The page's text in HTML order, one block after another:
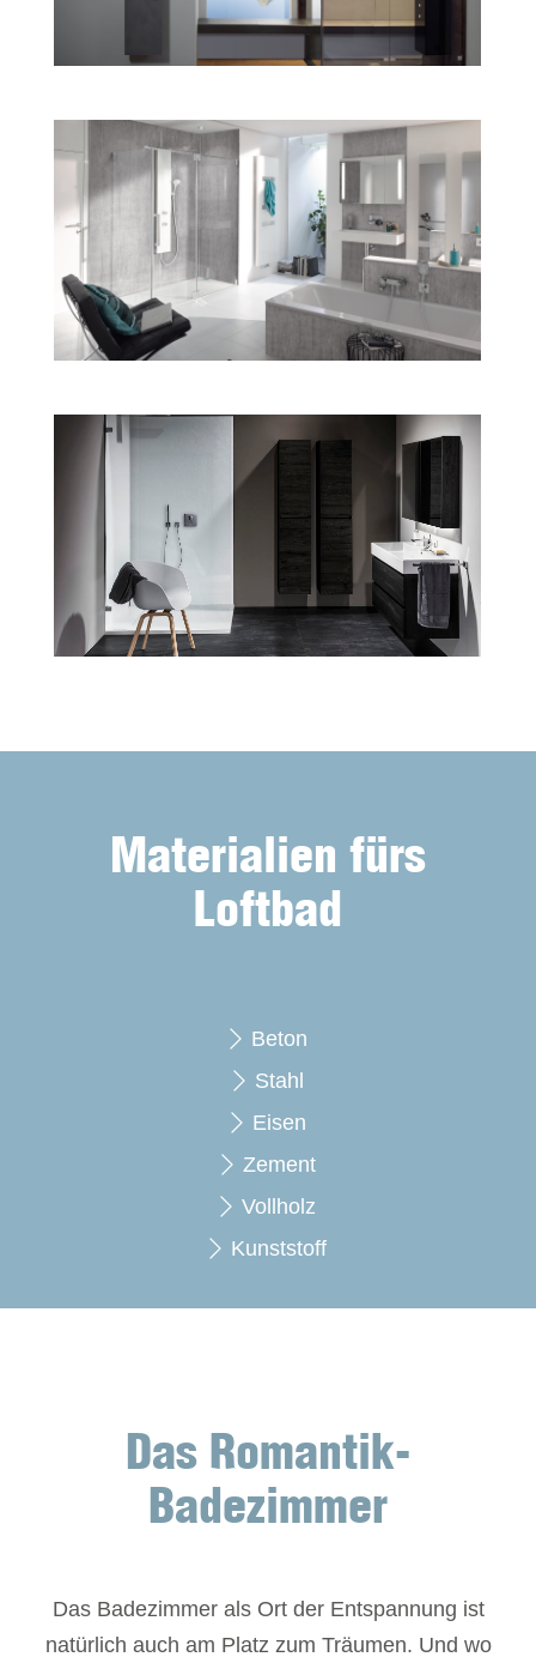
Materialien fürs
Loftbad
Beton
Stahl
Eisen
Zement
Vollholz
Kunststoff
Das Romantik-
Badezimmer
Das Badezimmer als Ort der Entspannung ist
natürlich auch am Platz zum Träumen. Und wo